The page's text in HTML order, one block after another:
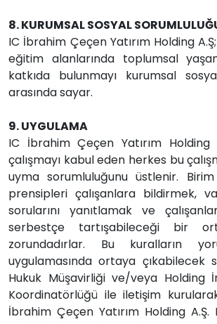
8. KURUMSAL SOSYAL
IC İbrahim Çeçen Yatırım Holding
eğitim alanlarında toplumsal
katkıda bulunmayı kurumsal
arasında sayar.
9. UYGULAMA
IC İbrahim Çeçen Yatırım Holding
çalışmayı kabul eden herkes bu
uyma sorumluluğunu üstlenir.
prensipleri çalışanlara bildirmek,
sorularını yanıtlamak ve
serbestçe tartışabileceği bir
zorundadırlar. Bu kuralların
uygulamasında ortaya çıkabilecek
Hukuk Müşavirliği ve/veya Holding
Koordinatörlüğü ile iletişim
İbrahim Çeçen Yatırım Holding A.Ş.